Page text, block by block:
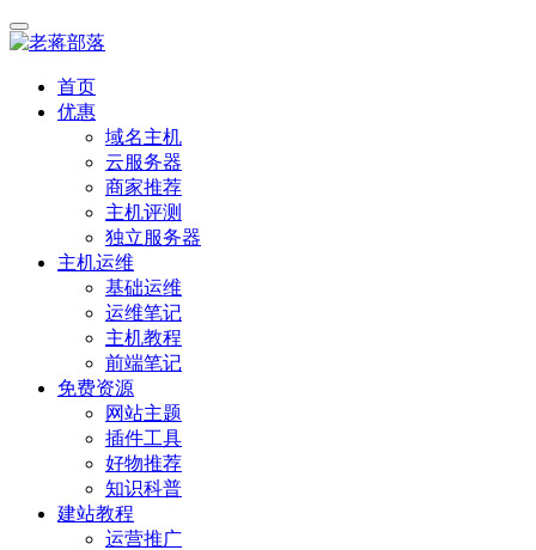
首页
优惠
域名主机
云服务器
商家推荐
主机评测
独立服务器
主机运维
基础运维
运维笔记
主机教程
前端笔记
免费资源
网站主题
插件工具
好物推荐
知识科普
建站教程
运营推广